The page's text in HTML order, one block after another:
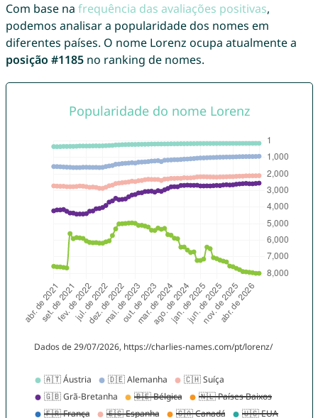
Com base na frequência das avaliações positivas,
podemos analisar a popularidade dos nomes em
diferentes países. O nome Lorenz ocupa atualmente a
posição #1185no ranking de nomes.